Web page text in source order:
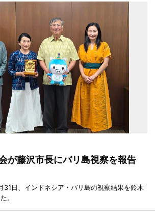
が藤沢市長にバリ島視察を報告
31日、インドネシア・バリ島の視察結果を鈴木
。